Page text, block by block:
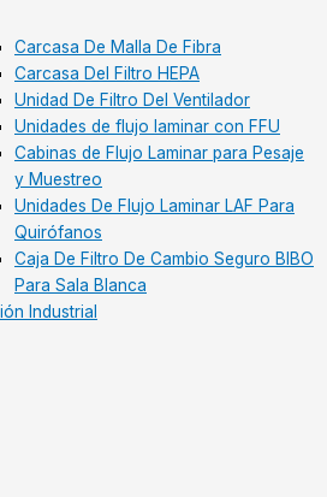
Carcasa De Malla De Fibra
Carcasa Del Filtro HEPA
Unidad De Filtro Del Ventilador
Unidades de flujo laminar con FFU
Cabinas de Flujo Laminar para Pesaje
y Muestreo
Unidades De Flujo Laminar LAF Para
Quirófanos​
Caja De Filtro De Cambio Seguro BIBO
Para Sala Blanca​
Industrial